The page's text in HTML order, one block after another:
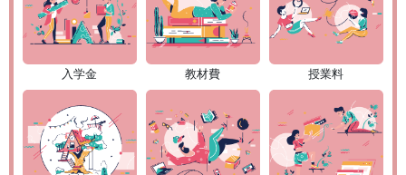
入学金 教材費 授業料